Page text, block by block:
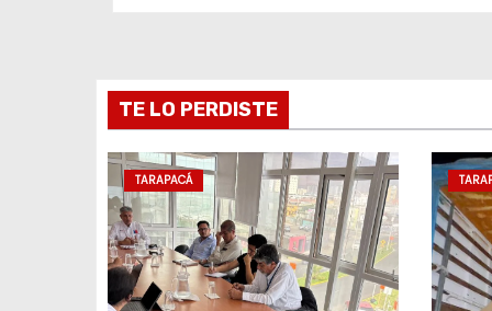
d
e
e
n
t
TE LO PERDISTE
TARAPACÁ